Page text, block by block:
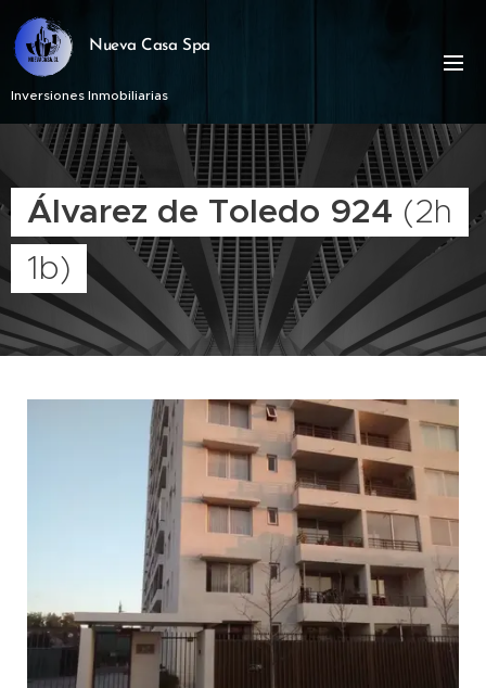
Nueva Casa Spa
Inversiones Inmobiliarias
Álvarez de Toledo 924 (2h
1b)